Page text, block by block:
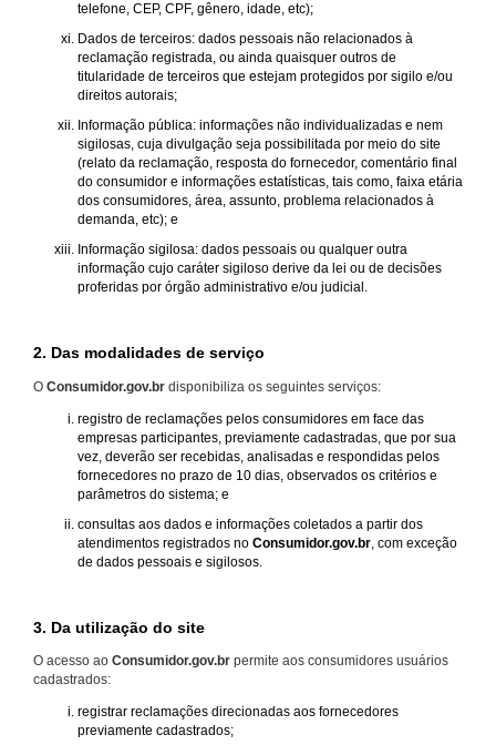
telefone, CEP, CPF, gênero, idade, etc);
Dados de terceiros: dados pessoais não relacionados à
reclamação registrada, ou ainda quaisquer outros de
titularidade de terceiros que estejam protegidos por sigilo e/ou
direitos autorais;
Informação pública: informações não individualizadas e nem
sigilosas, cuja divulgação seja possibilitada por meio do site
(relato da reclamação, resposta do fornecedor, comentário final
do consumidor e informações estatísticas, tais como, faixa etária
dos consumidores, área, assunto, problema relacionados à
demanda, etc); e
Informação sigilosa: dados pessoais ou qualquer outra
informação cujo caráter sigiloso derive da lei ou de decisões
proferidas por órgão administrativo e/ou judicial.
2. Das modalidades de serviço
O Consumidor.gov.br disponibiliza os seguintes serviços:
registro de reclamações pelos consumidores em face das
empresas participantes, previamente cadastradas, que por sua
vez, deverão ser recebidas, analisadas e respondidas pelos
fornecedores no prazo de 10 dias, observados os critérios e
parâmetros do sistema; e
consultas aos dados e informações coletados a partir dos
atendimentos registrados no Consumidor.gov.br , com exceção
de dados pessoais e sigilosos.
3. Da utilização do site
O acesso ao Consumidor.gov.br permite aos consumidores usuários
cadastrados:
registrar reclamações direcionadas aos fornecedores
previamente cadastrados;